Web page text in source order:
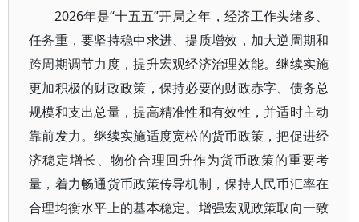
2026年是“十五五”开局之年，经济工作头绪多、
任务重，要坚持稳中求进、提质增效，加大逆周期和
跨周期调节力度，提升宏观经济治理效能。继续实施
更加积极的财政政策，保持必要的财政赤字、债务总
规模和支出总量，提高精准性和有效性，并适时主动
靠前发力。继续实施适度宽松的货币政策，把促进经
济稳定增长、物价合理回升作为货币政策的重要考
量，着力畅通货币政策传导机制，保持人民币汇率在
合理均衡水平上的基本稳定。增强宏观政策取向一致